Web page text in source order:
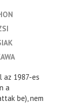
az 1987-es
a
be), nem